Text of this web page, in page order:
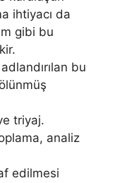
ihtiyacı da
gibi bu
bu
triyaj.
analiz
edilmesi